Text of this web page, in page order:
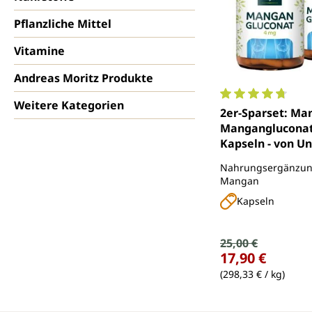
Pflanzliche Mittel
Vitamine
Andreas Moritz Produkte
Weitere Kategorien
2er-Sparset:
Kapseln - von
Mangan
Kapseln
Verkaufspreis:
Regulärer Preis:
25,00 €
17,90 €
(298,33 € / kg)